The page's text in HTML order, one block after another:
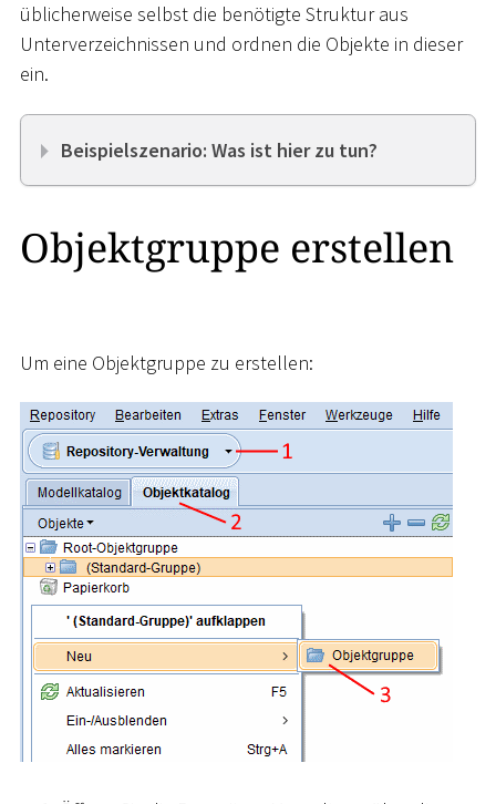
üblicherweise selbst die benötigte Struktur aus
Unterverzeichnissen und ordnen die Objekte in dieser
ein.
Beispielszenario: Was ist hier zu tun?
Objektgruppe erstellen
Um eine Objektgruppe zu erstellen: